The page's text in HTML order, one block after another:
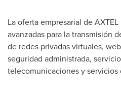
La oferta empresarial de
avanzadas para la transmisión
de redes privadas virtuales,
seguridad administrada,
telecomunicaciones y servicios